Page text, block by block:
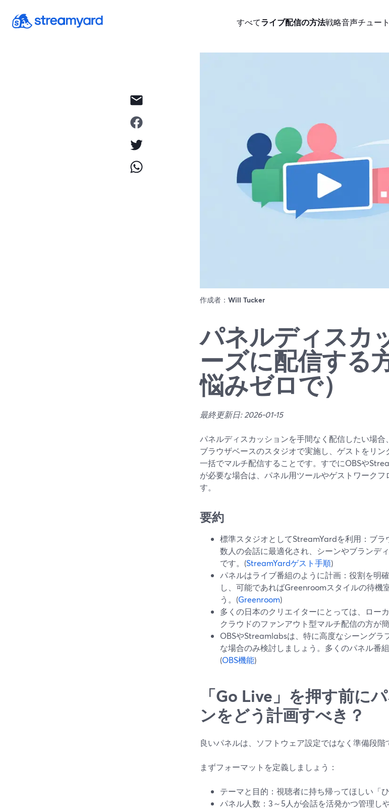
すべてライブ配信の方法戦略音声チュー
作成者： Will Tucker
パネルディスカ
ーズに配信する
悩みゼロで）
最終更新日: 2026-01-15
パネルディスカッションを手間なく配信したい場
ブラウザベースのスタジオで実施し、ゲストをリ
一括でマルチ配信することです。すでにOBSや
が必要な場合は、パネル用ツールやゲストワーク
す。
要約
標準スタジオとしてStreamYardを利用：ブ
数人の会話に最適化され、シーンやブランデ
です。(StreamYardゲスト手順)
パネルはライブ番組のように計画：役割を明
し、可能であればGreenroomスタイルの待機
う。(Greenroom)
多くの日本のクリエイターにとっては、ロー
クラウドのファンアウト型マルチ配信の方が簡
OBSやStreamlabsは、特に高度なシーング
な場合のみ検討しましょう。多くのパネル番
(OBS機能)
「Go Live」を押す前に
ンをどう計画すべき？
良いパネルは、ソフトウェア設定ではなく準備段階
まずフォーマットを定義しましょう：
テーマと目的：視聴者に持ち帰ってほしい「
パネル人数：3～5人が会話を活発かつ管理し